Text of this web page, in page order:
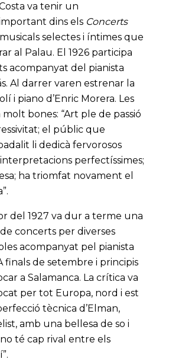
va tenir un
dins els Concerts
musicals selectes i íntimes que
al Palau. El 1926 participa
acompanyat del pianista
Al darrer varen estrenar la
i piano d’Enric Morera. Les
bones: “Art ple de passió
el públic que
li dedicà fervorosos
perfectíssimes;
ha triomfat novament el
del 1927 va dur a terme una
concerts per diverses
acompanyat pel pianista
finals de setembre i principis
a Salamanca. La crítica va
per tot Europa, nord i est
tècnica d’Elman,
amb una bellesa de so i
té cap rival entre els